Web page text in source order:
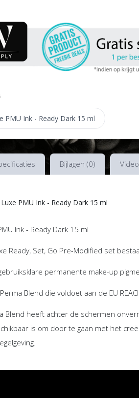
PMU Ink - Ready Dark 15 ml
Bijlagen (0)
PMU Ink - Ready Dark 15 ml
Ink - Ready Dark 15 ml
Ready, Set, Go Pre-Modified set
permanente make-up
Blend die voldoet aan de EU
Blend heeft achter de schermen
is om door te gaan met het